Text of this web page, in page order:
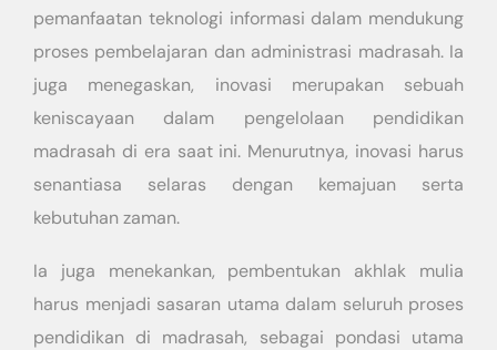
pemanfaatan teknologi informasi dalam mendukung
proses pembelajaran dan administrasi madrasah. Ia
juga menegaskan, inovasi merupakan sebuah
keniscayaan dalam pengelolaan pendidikan
madrasah di era saat ini. Menurutnya, inovasi harus
senantiasa selaras dengan kemajuan serta
kebutuhan zaman.
Ia juga menekankan, pembentukan akhlak mulia
harus menjadi sasaran utama dalam seluruh proses
pendidikan di madrasah, sebagai pondasi utama